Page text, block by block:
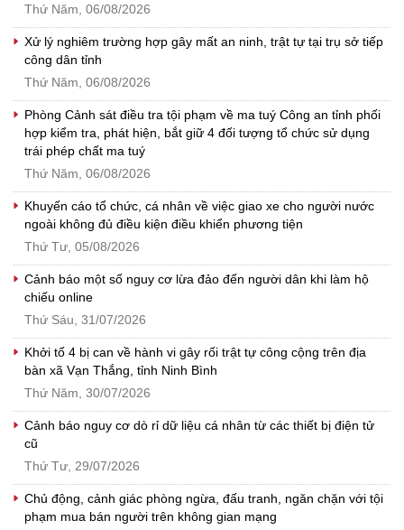
Thứ Năm, 06/08/2026
Xử lý nghiêm trường hợp gây mất an ninh, trật tự tại trụ sở tiếp
công dân tỉnh
Thứ Năm, 06/08/2026
Phòng Cảnh sát điều tra tội phạm về ma tuý Công an tỉnh phối
hợp kiểm tra, phát hiện, bắt giữ 4 đối tượng tổ chức sử dụng
trái phép chất ma tuý
Thứ Năm, 06/08/2026
Khuyến cáo tổ chức, cá nhân về việc giao xe cho người nước
ngoài không đủ điều kiện điều khiển phương tiện
Thứ Tư, 05/08/2026
Cảnh báo một số nguy cơ lừa đảo đến người dân khi làm hộ
chiếu online
Thứ Sáu, 31/07/2026
Khởi tố 4 bị can về hành vi gây rối trật tự công cộng trên địa
bàn xã Vạn Thắng, tỉnh Ninh Bình
Thứ Năm, 30/07/2026
Cảnh báo nguy cơ dò rỉ dữ liệu cá nhân từ các thiết bị điện tử
cũ
Thứ Tư, 29/07/2026
Chủ động, cảnh giác phòng ngừa, đấu tranh, ngăn chặn với tội
phạm mua bán người trên không gian mạng